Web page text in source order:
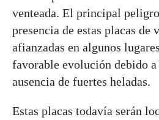
venteada. El principal
presencia de estas placas de
afianzadas en algunos
favorable evolución debido
ausencia de fuertes heladas.
Estas placas todavía serán